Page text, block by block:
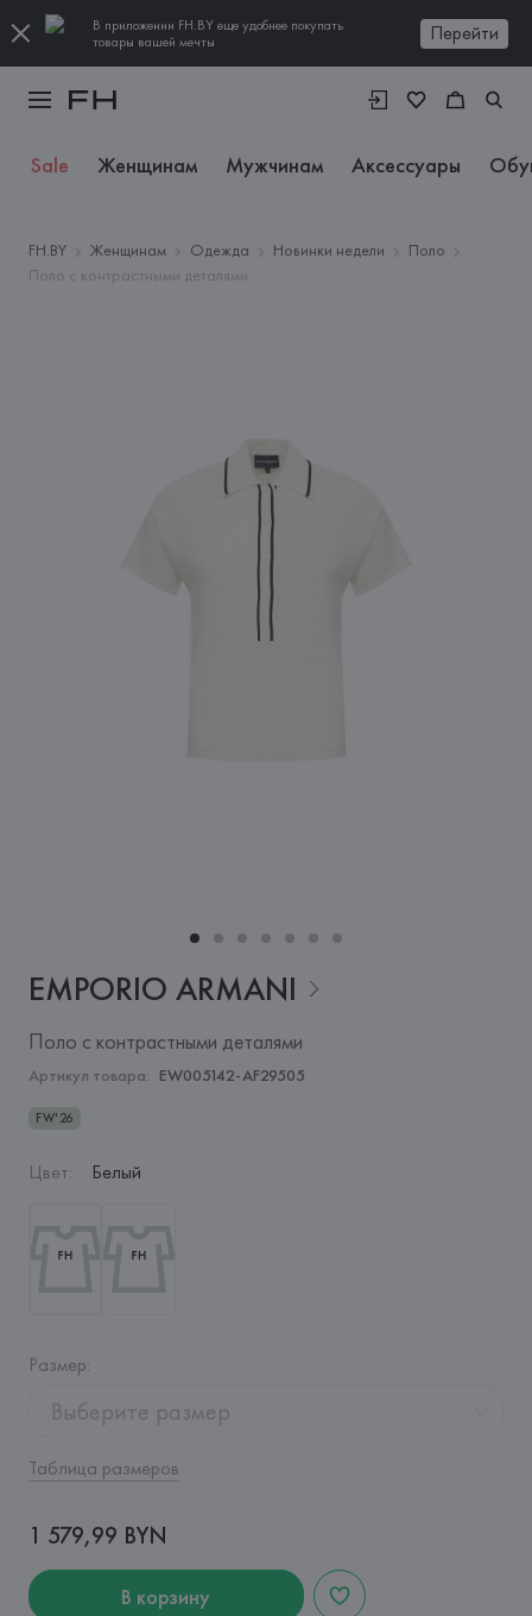
В приложении FH.BY еще удобнее покупать
товары вашей мечты
Перейти
Sale Женщинам Мужчинам Аксессуары
FH.BY Женщинам Одежда Новинки недели
Поло
Поло с контрастными деталями
EMPORIO ARMANI
Поло с контрастными деталями
Артикул товара: EW005142-AF29505
FW'26
Цвет: Белый
Размер:
Выберите размер
Таблица размеров
1 579,99 BYN
В корзину